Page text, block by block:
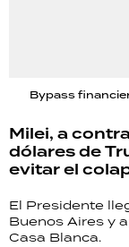
Bypass
Milei, a
dólares de
evitar el
El Presidente
Buenos Aires y
Casa Blanca.